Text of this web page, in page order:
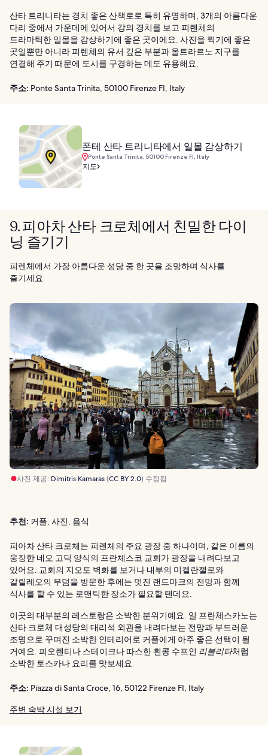
산타 트리니타는 경치 좋은 산책로로 특히 유명하며, 3개의 아름다운
다리 중에서 가운데에 있어서 강의 경치를 보고 피렌체의
드라마틱한 일몰을 감상하기에 좋은 곳이에요. 사진을 찍기에 좋은
곳일뿐만 아니라 피렌체의 유서 깊은 부분과 올트라르노 지구를
연결해 주기 때문에 도시를 구경하는 데도 유용해요.
주소: Ponte Santa Trinita, 50100 Firenze FI, Italy
폰테 산타 트리니타에서 일몰 감상하기
Ponte Santa Trinita, 50100 Firenze FI, Italy
지도
9. 피아차 산타 크로체에서 친밀한 다이
닝 즐기기
피렌체에서 가장 아름다운 성당 중 한 곳을 조망하며 식사를
즐기세요
사진 제공: Dimitris Kamaras(CC BY 2.0) 수정됨
추천: 커플, 사진, 음식
피아차 산타 크로체는 피렌체의 주요 광장 중 하나이며, 같은 이름의
웅장한 네오 고딕 양식의 프란체스코 교회가 광장을 내려다보고
있어요. 교회의 지오토 벽화를 보거나 내부의 미켈란젤로와
갈릴레오의 무덤을 방문한 후에는 멋진 랜드마크의 전망과 함께
식사를 할 수 있는 로맨틱한 장소가 필요할 텐데요.
이곳의 대부분의 레스토랑은 소박한 분위기예요. 일 프란체스카노는
산타 크로체 대성당의 대리석 외관을 내려다보는 전망과 부드러운
조명으로 꾸며진 소박한 인테리어로 커플에게 아주 좋은 선택이 될
거예요. 피오렌티나 스테이크나 따스한 흰콩 수프인 리볼리타처럼
소박한 토스카나 요리를 맛보세요.
주소: Piazza di Santa Croce, 16, 50122 Firenze FI, Italy
주변 숙박 시설 보기